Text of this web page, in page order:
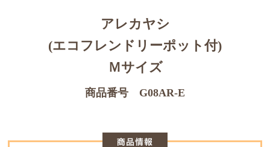
アレカヤシ
(エコフレンドリーポット付)
Ｍサイズ
商品番号 G08AR-E